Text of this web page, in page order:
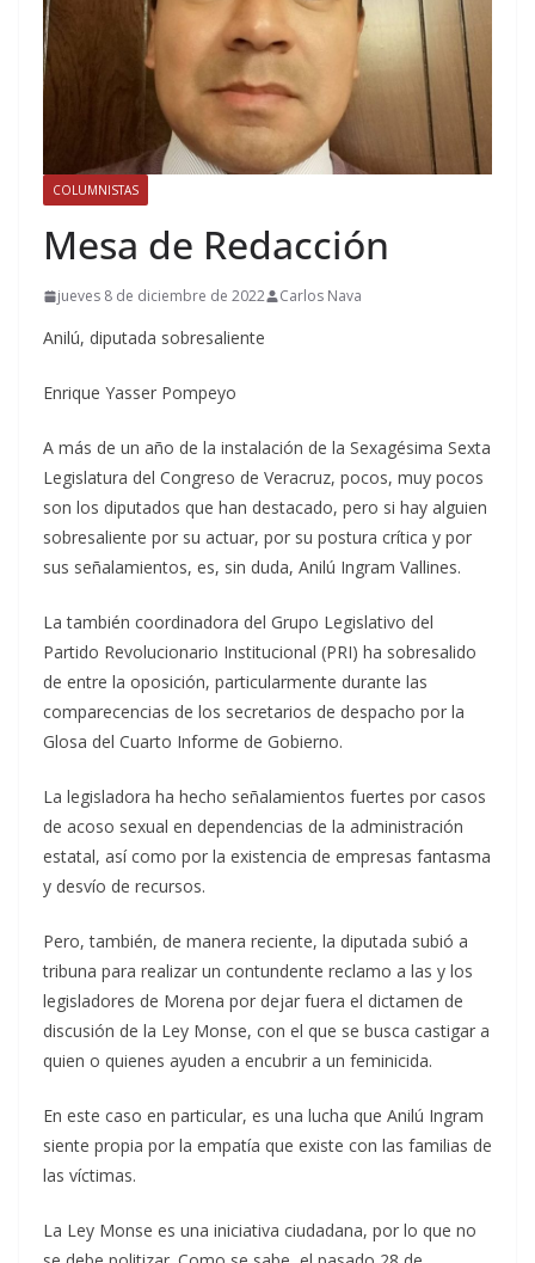
COLUMNISTAS
Mesa de Redacción
jueves 8 de diciembre de 2022 Carlos Nava
Anilú, diputada sobresaliente
Enrique Yasser Pompeyo
A más de un año de la instalación de la Sexagésima Sexta
Legislatura del Congreso de Veracruz, pocos, muy pocos
son los diputados que han destacado, pero si hay alguien
sobresaliente por su actuar, por su postura crítica y por
sus señalamientos, es, sin duda, Anilú Ingram Vallines.
La también coordinadora del Grupo Legislativo del
Partido Revolucionario Institucional (PRI) ha sobresalido
de entre la oposición, particularmente durante las
comparecencias de los secretarios de despacho por la
Glosa del Cuarto Informe de Gobierno.
La legisladora ha hecho señalamientos fuertes por casos
de acoso sexual en dependencias de la administración
estatal, así como por la existencia de empresas fantasma
y desvío de recursos.
Pero, también, de manera reciente, la diputada subió a
tribuna para realizar un contundente reclamo a las y los
legisladores de Morena por dejar fuera el dictamen de
discusión de la Ley Monse, con el que se busca castigar a
quien o quienes ayuden a encubrir a un feminicida.
En este caso en particular, es una lucha que Anilú Ingram
siente propia por la empatía que existe con las familias de
las víctimas.
La Ley Monse es una iniciativa ciudadana, por lo que no